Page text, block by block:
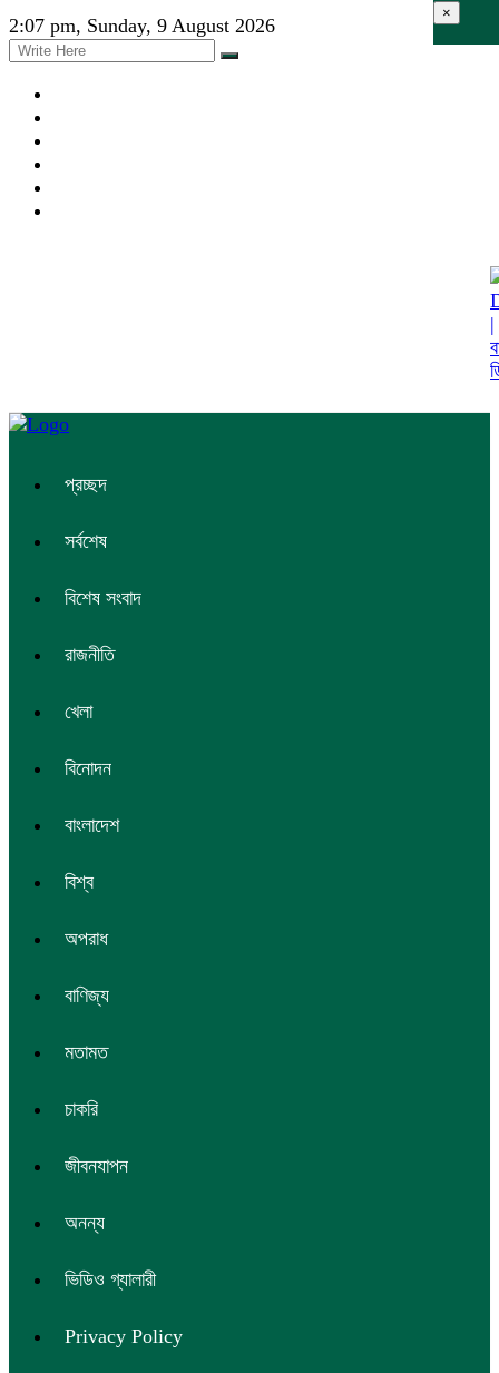
2:07 pm, Sunday, 9 August 2026
প্রচ্ছদ
সর্বশেষ
বিশেষ সংবাদ
রাজনীতি
খেলা
বিনোদন
বাংলাদেশ
বিশ্ব
অপরাধ
বাণিজ্য
মতামত
চাকরি
জীবনযাপন
অনন্য
ভিডিও গ্যালারী
Privacy Policy
×